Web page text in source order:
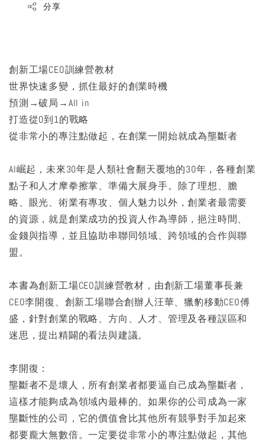
分享
創新工場CEO訓練營教材
世界快速多變，抓住最好的創業時機
預測→破局→All in
打造從0到1的戰略
從非常小的專注點做起，在創業一開始就成為壟斷者
AI崛起，未來30年是人類社會翻天覆地的30年，各種創業
點子和人才摩拳擦掌、準備大展身手。除了理想、膽
略、眼光、術業有專攻、個人魅力以外，創業者最需要
的資源，就是創業成功的投資人作為導師，挹注時間、
金錢與指導，並且協助串聯同領域、跨領域的合作與聯
盟。
本書為創新工場CEO訓練營教材，由創新工場董事長兼
CEO李開復、創新工場聯合創辦人汪華、獵豹移動CEO傅
盛，針對創業的戰略、方向、人才、管理及各種誤區和
迷思，提出精闢的看法與建議。
李開復：
壟斷者不是壞人，所有創業者都要逼自己成為壟斷者，
這樣才能夠成為領域內最棒的。如果你的公司成為一家
壟斷性的公司，它的價值會比其他所有競爭對手加起來
都要龐大無數倍。一定要從非常小的專注點做起，其他